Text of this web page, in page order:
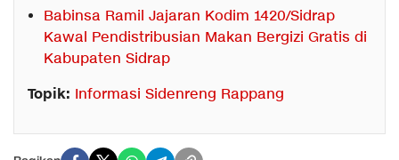
Babinsa Ramil Jajaran Kodim 1420/Sidrap
Kawal Pendistribusian Makan Bergizi Gratis di
Kabupaten Sidrap
Topik: Informasi Sidenreng Rappang